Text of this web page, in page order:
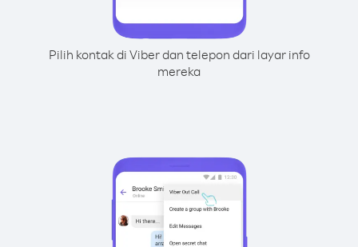
Pilih kontak di Viber dan telepon dari layar info
mereka